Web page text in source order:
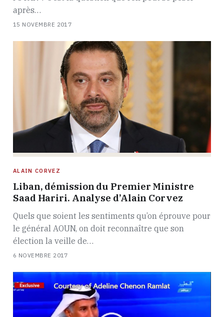
après…
15 NOVEMBRE 2017
ALAIN CORVEZ
Liban, démission du Premier Ministre
Saad Hariri. Analyse d’Alain Corvez
Quels que soient les sentiments qu’on éprouve pour
le général AOUN, on doit reconnaître que son
élection la veille de…
6 NOVEMBRE 2017